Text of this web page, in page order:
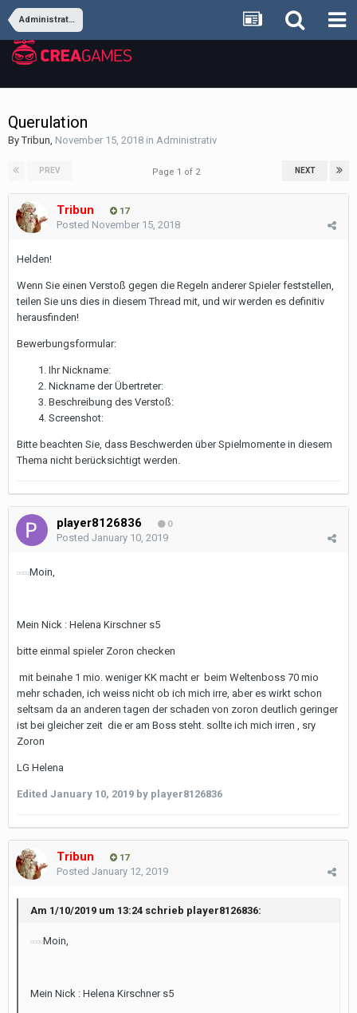
Administrativ
Querulation
ByTribun, November 15, 2018 in Administrativ
PREV NEXT
Page 1 of 2
Tribun 17
Posted November 15, 2018
Helden!
Wenn Sie einen Verstoß gegen die Regeln anderer Spieler feststellen,
teilen Sie uns dies in diesem Thread mit, und wir werden es definitiv
herausfinden!
Bewerbungsformular:
Ihr Nickname:
Nickname der Übertreter:
Beschreibung des Verstoß:
Screenshot:
Bitte beachten Sie, dass Beschwerden über Spielmomente in diesem
Thema nicht berücksichtigt werden.
player8126836 0
Posted January 10, 2019
Moin,
Mein Nick : Helena Kirschner s5
bitte einmal spieler Zoron checken
mit beinahe 1 mio. weniger KK macht er beim Weltenboss 70 mio
mehr schaden, ich weiss nicht ob ich mich irre, aber es wirkt schon
seltsam da an anderen tagen der schaden von zoron deutlich geringer
ist bei gleicher zeit die er am Boss steht. sollte ich mich irren , sry
Zoron
LG Helena
Edited January 10, 2019 by player8126836
Tribun 17
Posted January 12, 2019
Am 1/10/2019 um 13:24 schrieb player8126836:
Moin,
Mein Nick : Helena Kirschner s5